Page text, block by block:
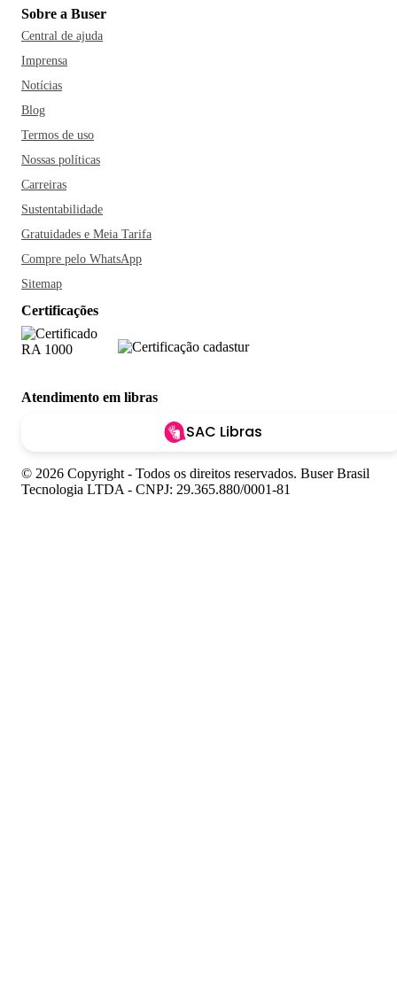
uma dica de ouro.
provar as deliciosas comidas típicas da região como, por
barracas no Rio Vermelho ou então provar o Acarajé de
Cira, eleito por várias vezes o melhor de Salvador. Outras
comidas típicas e indispensáveis são a moqueca baiana, o
doce de mamão verde, o vatapá e o bobó de camarão; vale a
pena visitar os restaurantes Bogary, Confraria das Ostras e
Sorria, você está na Bahia!
Sobre a Buser
Central de ajuda
Imprensa
Notícias
Blog
Termos de uso
Nossas políticas
Carreiras
Sustentabilidade
Gratuidades e Meia Tarifa
Compre pelo WhatsApp
Sitemap
Certificações
Atendimento em libras
SAC Libras
© 2026 Copyright - Todos os direitos reservados. Buser Brasil
Tecnologia LTDA - CNPJ: 29.365.880/0001-81